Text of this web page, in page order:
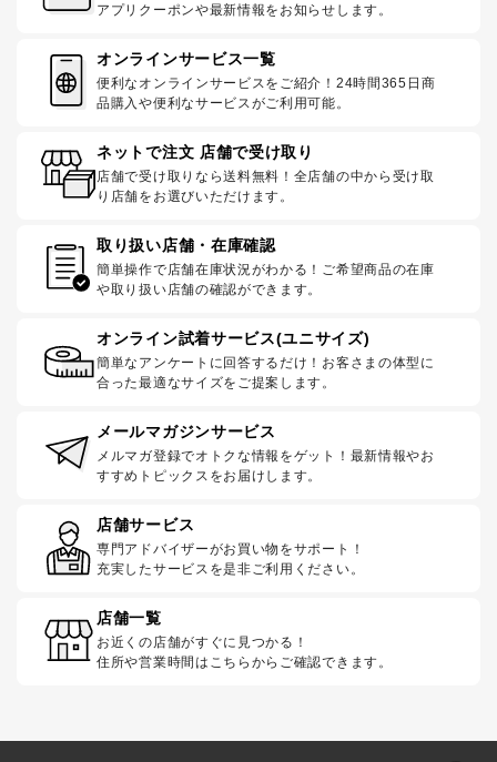
アプリクーポンや最新情報をお知らせします。
オンラインサービス一覧
便利なオンラインサービスをご紹介！24時間365日商
品購入や便利なサービスがご利用可能。
ネットで注文 店舗で受け取り
店舗で受け取りなら送料無料！全店舗の中から受け取
り店舗をお選びいただけます。
取り扱い店舗・在庫確認
簡単操作で店舗在庫状況がわかる！ご希望商品の在庫
や取り扱い店舗の確認ができます。
オンライン試着サービス(ユニサイズ)
簡単なアンケートに回答するだけ！お客さまの体型に
合った最適なサイズをご提案します。
メールマガジンサービス
メルマガ登録でオトクな情報をゲット！最新情報やお
すすめトピックスをお届けします。
店舗サービス
専門アドバイザーがお買い物をサポート！
充実したサービスを是非ご利用ください。
店舗一覧
お近くの店舗がすぐに見つかる！
住所や営業時間はこちらからご確認できます。